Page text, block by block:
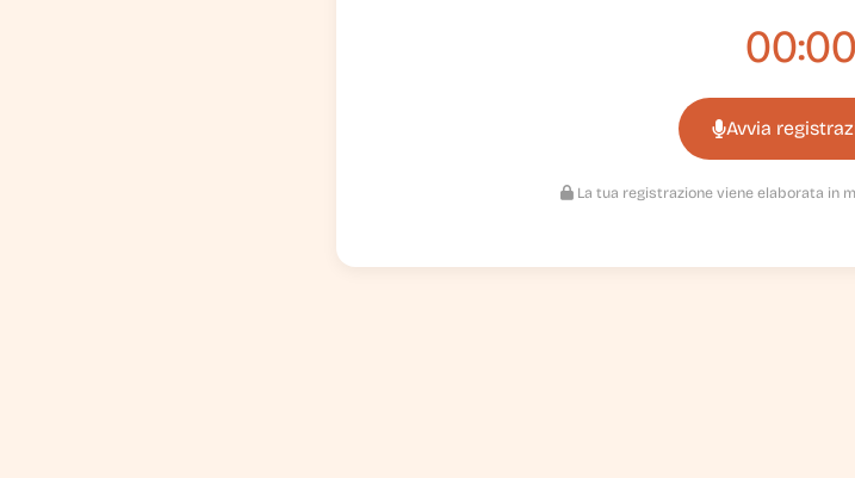
00:00
Avvia
La tua registrazione viene elaborata in